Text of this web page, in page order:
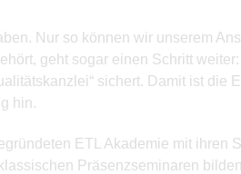
Nur so können wir unserem
geht sogar einen Schritt
sichert. Damit ist die
hin.
ETL Akademie mit ihren
Präsenzseminaren